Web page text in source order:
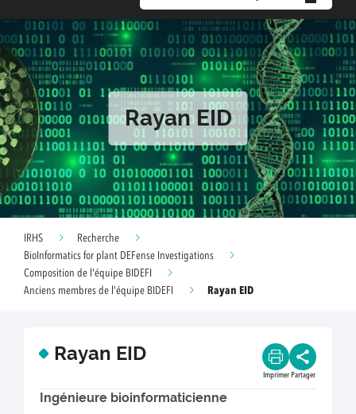
Rayan EID
IRHS
Recherche
BioInformatics for plant DEFense Investigations
Composition de l'équipe BIDEFI
Anciens membres de l'équipe BIDEFI
Rayan EID
Rayan EID
Imprimer Partager
Ingénieure bioinformaticienne